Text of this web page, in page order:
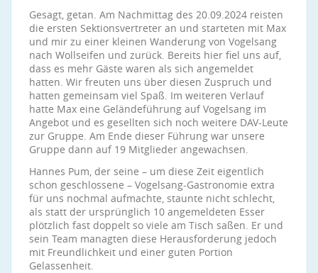
Gesagt, getan. Am Nachmittag des 20.09.2024 reisten
die ersten Sektionsvertreter an und starteten mit Max
und mir zu einer kleinen Wanderung von Vogelsang
nach Wollseifen und zurück. Bereits hier fiel uns auf,
dass es mehr Gäste waren als sich angemeldet
hatten. Wir freuten uns über diesen Zuspruch und
hatten gemeinsam viel Spaß. Im weiteren Verlauf
hatte Max eine Geländeführung auf Vogelsang im
Angebot und es gesellten sich noch weitere DAV-Leute
zur Gruppe. Am Ende dieser Führung war unsere
Gruppe dann auf 19 Mitglieder angewachsen.
Hannes Pum, der seine – um diese Zeit eigentlich
schon geschlossene – Vogelsang-Gastronomie extra
für uns nochmal aufmachte, staunte nicht schlecht,
als statt der ursprünglich 10 angemeldeten Esser
plötzlich fast doppelt so viele am Tisch saßen. Er und
sein Team managten diese Herausforderung jedoch
mit Freundlichkeit und einer guten Portion
Gelassenheit.